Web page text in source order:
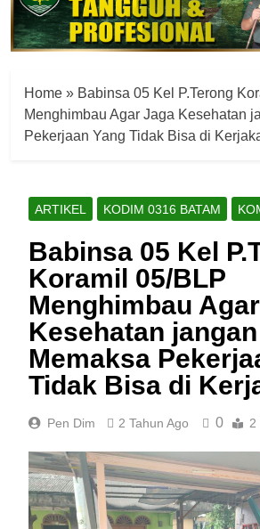
Home » Babinsa 05 Kel P.Terong
Menghimbau Agar Jaga Kesehatan
Pekerjaan Yang Tidak Bisa di
ARTIKEL KODIM 0316 BATAM
Babinsa 05 Kel
Koramil 05/BLP
Menghimbau
Kesehatan jangan
Memaksa
Tidak Bisa di
Pen Dim 2 Tahun Ago 0 2